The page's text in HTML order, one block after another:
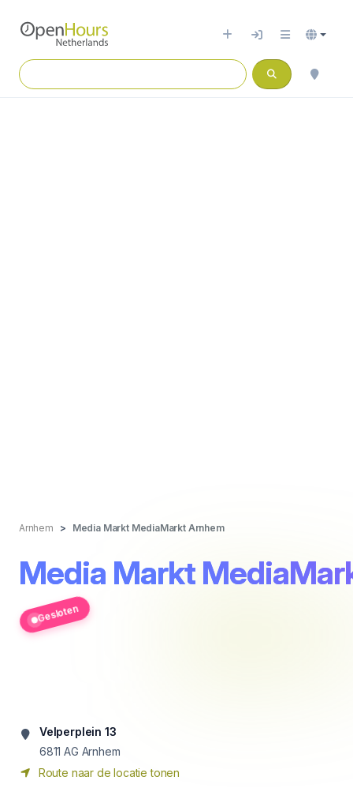
Arnhem Media Markt MediaMarkt Arnhem
Media Markt
Gesloten
Velperplein 13
6811 AG Arnhem
Route naar de locatie tonen